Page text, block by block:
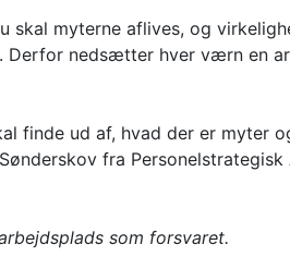
myterne aflives, og
Derfor nedsætter hver værn en
finde ud af, hvad der er myter
fra
som forsvaret.